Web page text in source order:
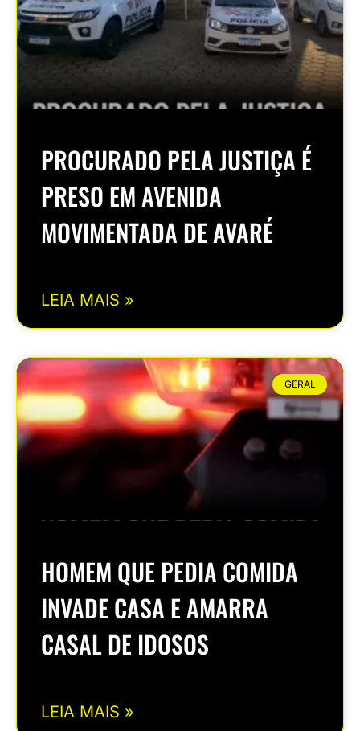
PROCURADO PELA JUSTIÇA É
PRESO EM AVENIDA
MOVIMENTADA DE AVARÉ
LEIA MAIS »
GERAL
HOMEM QUE PEDIA COMIDA
INVADE CASA E AMARRA
CASAL DE IDOSOS
LEIA MAIS »